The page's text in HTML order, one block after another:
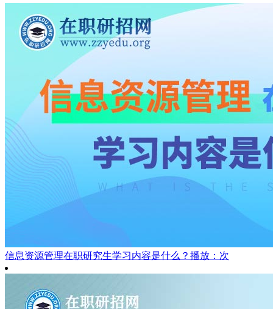
信息资源管理在职研究生学习内容是什么？ 播放：次